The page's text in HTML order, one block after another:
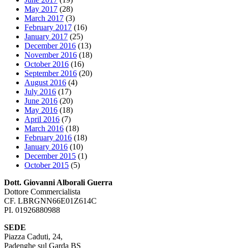
May 2017 (28)
March 2017 (3)
February 2017 (16)
January 2017 (25)
December 2016 (13)
November 2016 (18)
October 2016 (16)
September 2016 (20)
August 2016 (4)
July 2016 (17)
June 2016 (20)
May 2016 (18)
April 2016 (7)
March 2016 (18)
February 2016 (18)
January 2016 (10)
December 2015 (1)
October 2015 (5)
Dott. Giovanni Alborali Guerra
Dottore Commercialista
CF. LBRGNN66E01Z614C
PI. 01926880988
SEDE
Piazza Caduti, 24,
Padenghe sul Garda BS